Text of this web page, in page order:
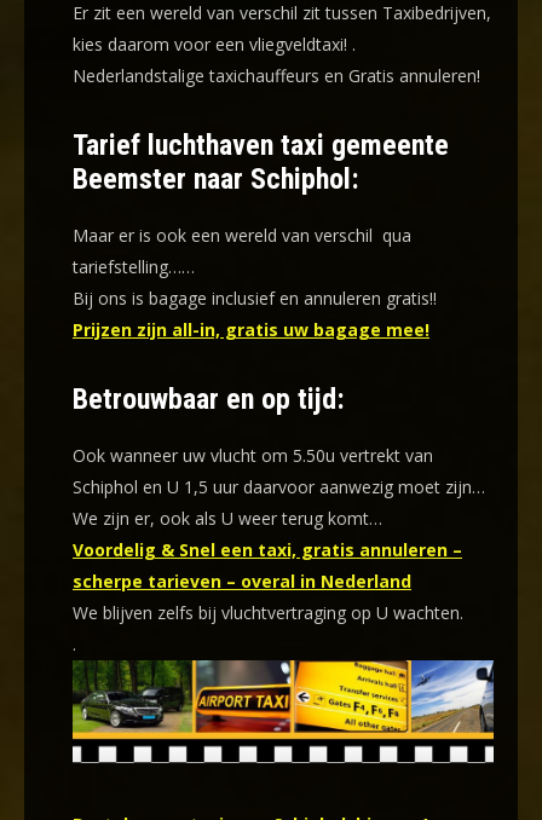
Er zit een wereld van verschil zit tussen Taxibedrijven,
kies daarom voor een vliegveldtaxi! .
Nederlandstalige taxichauffeurs en Gratis annuleren!
Tarief luchthaven taxi gemeente
Beemster naar Schiphol:
Maar er is ook een wereld van verschil qua
tariefstelling……
Bij ons is bagage inclusief en annuleren gratis!!
Prijzen zijn all-in, gratis uw bagage mee!
Betrouwbaar en op tijd:
Ook wanneer uw vlucht om 5.50u vertrekt van
Schiphol en U 1,5 uur daarvoor aanwezig moet zijn…
We zijn er, ook als U weer terug komt…
Voordelig & Snel een taxi, gratis annuleren –
scherpe tarieven – overal in Nederland
We blijven zelfs bij vluchtvertraging op U wachten.
.